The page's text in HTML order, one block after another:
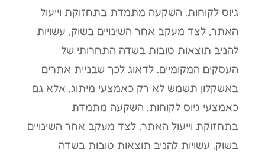
גיוס לקוחות. השקעה מתמדת בתחזוקת וייעול
האתר, לצד מעקב אחר השינויים בשוק, עשויות
להניב תוצאות טובות בשדה התחרותי של
העסקים המקומיים. לדאוג לכך שבניית אתרים
באשקלון תשמש לא רק כאמצעי מיתוג, אלא גם
כאמצעי גיוס לקוחות. השקעה מתמדת
בתחזוקת וייעול האתר, לצד מעקב אחר השינויים
בשוק, עשויות להניב תוצאות טובות בשדה